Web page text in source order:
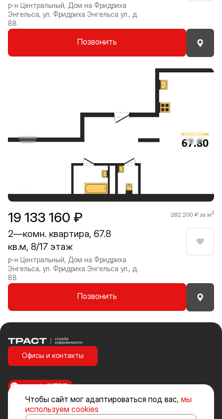
р-н Центральный, Дом на Фридриха
Энгельса, ул. Фридриха Энгельса ул., д.
88
Позвонить
19 133 160 ₽ 282 200 ₽ за м2
2—комн. квартира, 67.8
кв.м, 8/17 этаж
р-н Центральный, Дом на Фридриха
Энгельса, ул. Фридриха Энгельса ул., д.
88
Позвонить
Прокрутить влево
Чтобы сайт мог адаптироваться под вас, мы
используем cookies
Траст | Служба недвижимости
Офисы и контакты
Стоимость объектов недвижимости и иных товаров и услуг, не
включенных в «Прайс-лист» носит исключительно информационный
made inINTRID